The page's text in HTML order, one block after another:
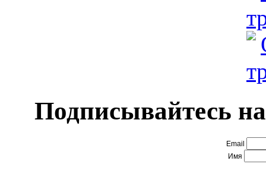
Подписывайтесь
Email
Имя